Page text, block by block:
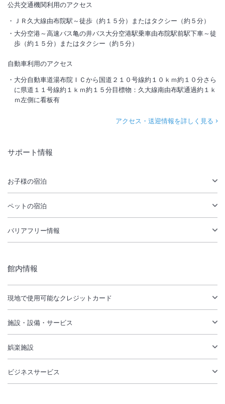
公共交通機関利用のアクセス
ＪＲ久大線由布院駅～徒歩（約１５分）またはタクシー（約５分）
大分空港～高速バス亀の井バス大分空港駅乗車由布院駅前駅下車～徒
歩（約１５分）またはタクシー（約５分）
自動車利用のアクセス
大分自動車道湯布院ＩＣから国道２１０号線約１０ｋｍ約１０分さら
に県道１１号線約１ｋｍ約１５分目標物：久大線南由布駅通過約１ｋ
ｍ左側に看板有
アクセス・送迎情報を詳しく見る
サポート情報
お子様の宿泊
ペットの宿泊
バリアフリー情報
館内情報
現地で使用可能なクレジットカード
施設・設備・サービス
娯楽施設
ビジネスサービス